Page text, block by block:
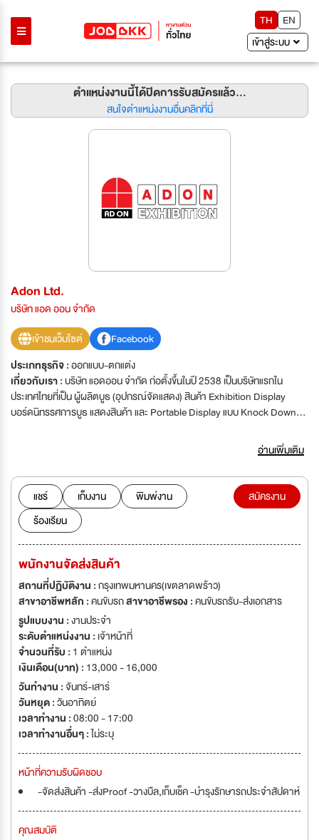
TH
EN
เข้าสู่ระบบ
ตำแหน่งงานนี้ได้ปิดการรับสมัครแล้ว...
สนใจตำแหน่งงานอื่นคลิกที่นี่
Adon Ltd.
บริษัท แอด ออน จำกัด
เข้าชมเว็บไซต์
Facebook
ประเภทธุรกิจ :ออกแบบ-ตกแต่ง
เกี่ยวกับเรา :บริษัท แอดออน จำกัด ก่อตั้งขึ้นในปี 2538 เป็นบริษัทแรกใน
ประเทศไทยที่เป็น ผู้ผลิตบูธ (อุปกรณ์จัดแสดง) สินค้า Exhibition Display
บอร์ดนิทรรศการบูธ แสดงสินค้า และ Portable Display แบบ Knock Down
สะดวก จัดเก็บง่ายใช้พื่นที่จัดเก็บน้อยและยังมีจุดเด่นอีกที่สามารถปรับเปลี่ยนรูป
แบบได้หลายรูปแบบให้เหมาะสมกับพื้นที่และการใช้งานในแต่ละงานที่มีความหลาก
หลาย จึงสามารถประหยัดค่าใช้จ่ายได้มากเมื่อเปรียบเทียบกับบูธแบบก่อสร้างที่
ใช้ได้ครั้งเดียวทิ้ง เหตุผลสำคัญที่บริษัทชั้นนำมากมายมั่นใจ และนิยมใช้บริการ
ของ AD ON จนทำให้มียอดขายอันดับ 1 ถึง 7 ปีซ้อน (พ.ศ.2547-2553) เพราะ
งานของเรามีรูปลักษณ์ที่ สวยงาม ดูดี มีความโดดเด่น และแตกต่าง มีคุณภาพดี
มากกว่าสินค้าที่ผลิตจัดจำหน่ายตามท้องตลาดทั่วไป บูธของเราจึงช่วยส่งเสริม
ภาพลักษณ์ที่ดีให้กับยี่ห้อสินค้า และองค์กรของท่านให้ดูดี มีความโดดเด่น
สวยงามอลังการกว่าอุปกรณ์ติดตั้งแบบเดิมๆ ดังนั้นจึงมั่นใจได้ว่าสินค้าของเรามี
ความโดดเด่นและแตกต่างกว่าที่อื่นทั่วๆ ไป\\\'บริษัท แอดออน จำกัด ก่อตั้งขึ้นใน
ปี 2538 เป็นบริษัทแรกในประเทศไทยที่เป็น ผู้ผลิตบูธ (อุปกรณ์จัดแสดง) สินค้า
Exhibition Display บอร์ดนิทรรศการบูธ แสดงสินค้า และ Portable Display
แบบ Knock Down พับเก็บได้ที่สามารถนำกลับมาใช้ได้หลายครั้ง มีน้ำหนักเบา
ติดตั้งง่าย เคลื่อนย้ายสะดวก จัดเก็บง่ายใช้พื่นที่จัดเก็บน้อยและยังมีจุดเด่นอีกที่
สามารถปรับเปลี่ยนรูปแบบได้หลายรูปแบบให้เหมาะสมกับพื้นที่และการใช้งานใน
แต่ละงานที่มีความหลากหลาย จึงสามารถประหยัดค่าใช้จ่ายได้มากเมื่อเปรียบ
เทียบกับบูธแบบก่อสร้างที่ใช้ได้ครั้งเดียวทิ้ง เหตุผลสำคัญที่บริษัทชั้นนำมากมาย
มั่นใจ และนิยมใช้บริการของ AD ON จนทำให้มียอดขายอันดับ 1 ถึง 7 ปีซ้อน
(พ.ศ.2547-2553) เพราะงานของเรามีรูปลักษณ์ที่ สวยงาม ดูดี มีความโดด
เด่น และแตกต่าง มีคุณภาพดีมากกว่าสินค้าที่ผลิตจัดจำหน่ายตามท้องตลาด
ทั่วไป บูธของเราจึงช่วยส่งเสริมภาพลักษณ์ที่ดีให้กับยี่ห้อสินค้า และองค์กรของ
ท่านให้ดูดี มีความโดดเด่น สวยงามอลังการกว่าอุปกรณ์ติดตั้งแบบเดิมๆ ดังนั้น
จึงมั่นใจได้ว่าสินค้าของเรามีความโดดเด่นและแตกต่างกว่าที่อื่นทั่วๆ ไป
อ่านเพิ่มเติม
แชร์ เก็บงาน
พิมพ์งาน
ร้องเรียน
สมัครงาน
พนักงานจัดส่งสินค้า
สถานที่ปฏิบัติงาน :กรุงเทพมหานคร(เขตลาดพร้าว)
สาขาอาชีพหลัก :คนขับรถสาขาอาชีพรอง :คนขับรถรับ-ส่งเอกสาร
รูปแบบงาน :งานประจำ
ระดับตำแหน่งงาน : เจ้าหน้าที่
จำนวนที่รับ : 1 ตำแหน่ง
เงินเดือน(บาท) : 13,000 - 16,000
วันทำงาน :จันทร์-เสาร์
วันหยุด :วันอาทิตย์
เวลาทำงาน :08:00 - 17:00
เวลาทำงานอื่นๆ :ไม่ระบุ
หน้าที่ความรับผิดชอบ
-จัดส่งสินค้า -ส่งProof -วางบืล,เก็บเช็ค -บำรุงรักษารถประจำสัปดาห์
คุณสมบัติ